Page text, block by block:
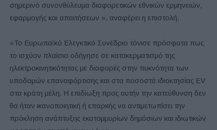
σημερινό συνονθύλευμα διαφορετικών εθνικών ερμηνειών,
εφαρμογής και απαιτήσεων », αναφέρει η επιστολή.
«Το Ευρωπαϊκό Ελεγκτικό Συνέδριο τόνισε πρόσφατα πως
το ισχύον πλαίσιο οδήγησε σε κατακερματισμό της
ηλεκτροκινητικότητας με διαφορές στην πυκνότητα των
υποδομών επαναφόρτισης και στα ποσοστά ιδιοκτησίας EV
στα κράτη μέλη. Η επιδίωξη προς αυτήν την κατεύθυνση δεν
θα ήταν ικανοποιητική ή επαρκής να αντιμετωπίσει την
πρόκληση ανάπτυξης εκατομμυρίων δημόσιων και ιδιωτικών